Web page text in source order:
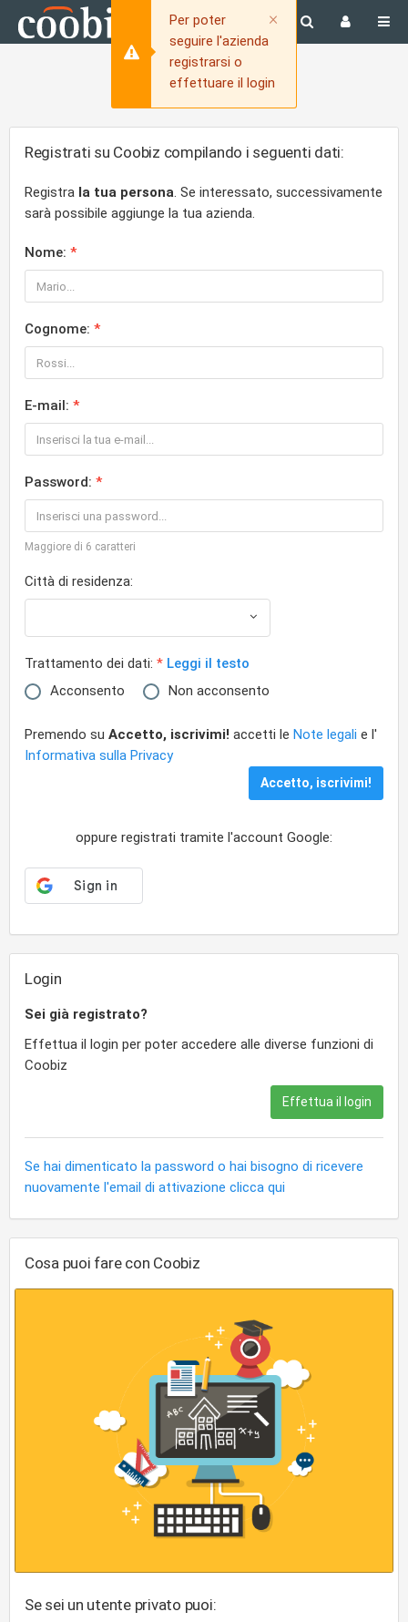
× Close
Per poter
seguire l'azienda
registrarsi o
effettuare il login
Registrati su Coobiz compilando i seguenti dati:
Registra la tua persona. Se interessato, successivamente
sarà possibile aggiunge la tua azienda.
Nome:
Cognome:
E-mail:
Password:
Maggiore di 6 caratteri
Città di residenza:
Trattamento dei dati:
Leggi il testo
Acconsento
Non acconsento
Premendo su Accetto, iscrivimi! accetti le Note legali e l'
Informativa sulla Privacy
oppure registrati tramite l'account Google:
Login
Sei già registrato?
Effettua il login per poter accedere alle diverse funzioni di
Coobiz
Effettua il login
Se hai dimenticato la password o hai bisogno di ricevere
nuovamente l'email di attivazione clicca qui
Cosa puoi fare con Coobiz
Se sei un utente privato puoi: